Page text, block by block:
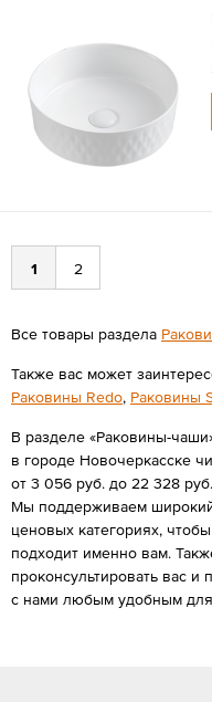
1 2
Все товары раздела
Также вас может
Раковины Redo, Раковины
В разделе «Раковины-
в городе Новочеркасске
от 3 056 руб. до 22 328
Мы поддерживаем
ценовых категориях,
подходит именно вам.
проконсультировать вас
с нами любым удобным для